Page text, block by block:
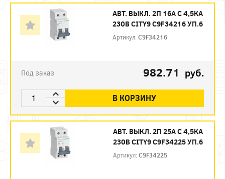
АВТ. ВЫКЛ. 2П 16А С 4,5КА
230В CITY9 C9F34216 УП.6
Артикул:C9F34216
Под заказ 982.71 руб.
В КОРЗИНУ
АВТ. ВЫКЛ. 2П 25А С 4,5КА
230В CITY9 C9F34225 УП.6
Артикул:C9F34225